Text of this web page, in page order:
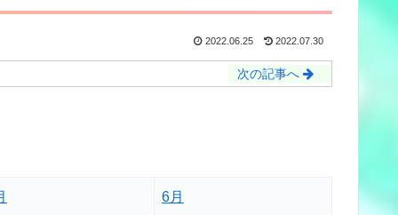
2022.06.25 2022.07.30
次の記事へ
6月